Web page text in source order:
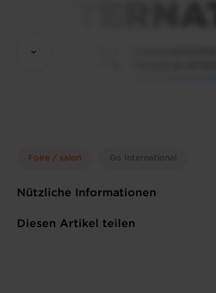
Foire / salon Go International
Nützliche Informationen
Montag 9 Feb 2026 > Donnerstag 12 Feb
Diesen Artikel teilen